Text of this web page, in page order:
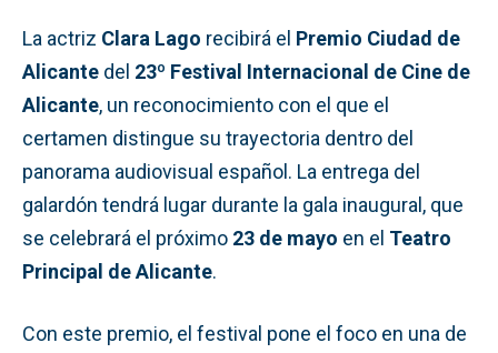
La actriz Clara Lago recibirá el Premio Ciudad de
Alicante del 23º Festival Internacional de Cine de
Alicante, un reconocimiento con el que el
certamen distingue su trayectoria dentro del
panorama audiovisual español. La entrega del
galardón tendrá lugar durante la gala inaugural, que
se celebrará el próximo 23 de mayo en el Teatro
Principal de Alicante.
Con este premio, el festival pone el foco en una de